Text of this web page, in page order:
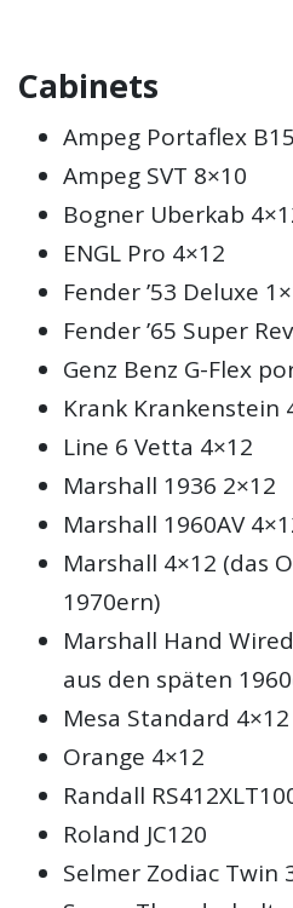
Cabinets
Ampeg Portaflex
Ampeg SVT 8×10
Bogner Uberkab
ENGL Pro 4×12
Fender ’53 Deluxe
Fender ’65 Super
Genz Benz G-Flex
Krank Krankenstein
Line 6 Vetta 4×12
Marshall 1936 2×12
Marshall 1960AV
Marshall 4×12 (das
1970ern)
Marshall Hand
aus den späten
Mesa Standard 4×12
Orange 4×12
Randall
Roland JC120
Selmer Zodiac Twin